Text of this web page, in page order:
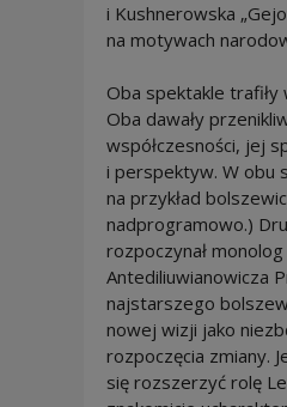
i Kushnerowska
na motywach
Oba spektakle trafiły
Oba dawały
współczesności, jej
i perspektyw. W obu
na przykład
nadprogramowo.)
rozpoczynał
Antediliuwianowicza
najstarszego
nowej wizji jako
rozpoczęcia zmiany.
się rozszerzyć rolę